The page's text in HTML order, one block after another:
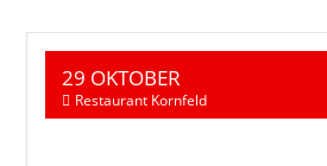
29 OKTOBER
Restaurant Kornfeld